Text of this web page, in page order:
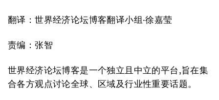
翻译：世界经济论坛博客翻译小组·徐嘉莹
责编：张智
世界经济论坛博客是一个独立且中立的平台,旨在集
合各方观点讨论全球、区域及行业性重要话题。